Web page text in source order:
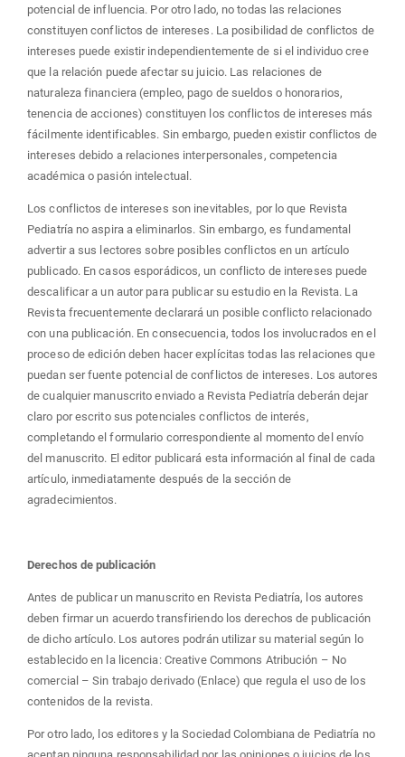
potencial de influencia. Por otro lado, no todas las relaciones
constituyen conflictos de intereses. La posibilidad de conflictos de
intereses puede existir independientemente de si el individuo cree
que la relación puede afectar su juicio. Las relaciones de
naturaleza financiera (empleo, pago de sueldos o honorarios,
tenencia de acciones) constituyen los conflictos de intereses más
fácilmente identificables. Sin embargo, pueden existir conflictos de
intereses debido a relaciones interpersonales, competencia
académica o pasión intelectual.
Los conflictos de intereses son inevitables, por lo que Revista
Pediatría no aspira a eliminarlos. Sin embargo, es fundamental
advertir a sus lectores sobre posibles conflictos en un artículo
publicado. En casos esporádicos, un conflicto de intereses puede
descalificar a un autor para publicar su estudio en la Revista. La
Revista frecuentemente declarará un posible conflicto relacionado
con una publicación. En consecuencia, todos los involucrados en el
proceso de edición deben hacer explícitas todas las relaciones que
puedan ser fuente potencial de conflictos de intereses. Los autores
de cualquier manuscrito enviado a Revista Pediatría deberán dejar
claro por escrito sus potenciales conflictos de interés,
completando el formulario correspondiente al momento del envío
del manuscrito. El editor publicará esta información al final de cada
artículo, inmediatamente después de la sección de
agradecimientos.
Derechos de publicación
Antes de publicar un manuscrito en Revista Pediatría, los autores
deben firmar un acuerdo transfiriendo los derechos de publicación
de dicho artículo. Los autores podrán utilizar su material según lo
establecido en la licencia: Creative Commons Atribución – No
comercial – Sin trabajo derivado (Enlace) que regula el uso de los
contenidos de la revista.
Por otro lado, los editores y la Sociedad Colombiana de Pediatría no
aceptan ninguna responsabilidad por las opiniones o juicios de los